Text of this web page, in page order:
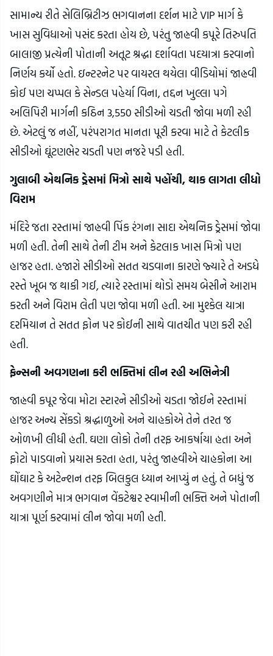
સામાન્ય રીતે સેલિબ્રિટીઝ ભગવાનના દર્શન માટે VIP માર્ગ કે
ખાસ સુવિધાઓ પસંદ કરતા હોય છે, પરંતુ જાહ્નવી કપૂરે તિરુપતિ
બાલાજી પ્રત્યેની પોતાની અતૂટ શ્રદ્ધા દર્શાવતા પદયાત્રા કરવાનો
નિર્ણય કર્યો હતો. ઇન્ટરનેટ પર વાયરલ થયેલા વીડિયોમાં જાહ્નવી
કોઈ પણ ચપ્પલ કે સેન્ડલ પહેર્યા વિના, તદ્દન ખુલ્લા પગે
અલિપિરી માર્ગની કઠિન 3,550 સીડીઓ ચડતી જોવા મળી રહી
છે. એટલું જ નહીં, પરંપરાગત માનતા પૂરી કરવા માટે તે કેટલીક
સીડીઓ ઘૂંટણભેર ચડતી પણ નજરે પડી હતી.
ગુલાબી એથનિક ડ્રેસમાં મિત્રો સાથે પહોંચી, થાક લાગતા લીધો
વિરામ
મંદિરે જતા રસ્તામાં જાહ્નવી પિંક રંગના સાદા એથનિક ડ્રેસમાં જોવા
મળી હતી. તેની સાથે તેની ટીમ અને કેટલાક ખાસ મિત્રો પણ
હાજર હતા. હજારો સીડીઓ સતત ચડવાના કારણે જ્યારે તે અડધે
રસ્તે ખૂબ જ થાકી ગઈ, ત્યારે રસ્તામાં થોડો સમય બેસીને આરામ
કરતી અને વિરામ લેતી પણ જોવા મળી હતી. આ મુશ્કેલ યાત્રા
દરમિયાન તે સતત ફોન પર કોઈની સાથે વાતચીત પણ કરી રહી
હતી.
ફેન્સની અવગણના કરી ભક્તિમાં લીન રહી અભિનેત્રી
જાહ્નવી કપૂર જેવા મોટા સ્ટારને સીડીઓ ચડતા જોઈને રસ્તામાં
હાજર અન્ય સેંકડો શ્રદ્ધાળુઓ અને ચાહકોએ તેને તરત જ
ઓળખી લીધી હતી. ઘણા લોકો તેની તરફ આકર્ષાયા હતા અને
ફોટો પાડવાનો પ્રયાસ કરતા હતા, પરંતુ જાહ્નવીએ ચાહકોના આ
ઘોંઘાટ કે અટેન્શન તરફ બિલકુલ ધ્યાન આપ્યું ન હતું. તે બધું જ
અવગણીને માત્ર ભગવાન વેંકટેશ્વર સ્વામીની ભક્તિ અને પોતાની
યાત્રા પૂર્ણ કરવામાં લીન જોવા મળી હતી.